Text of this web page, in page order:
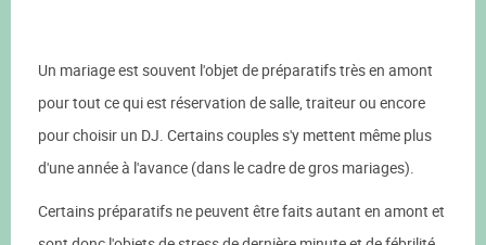
Un mariage est souvent l'objet de préparatifs très en amont
pour tout ce qui est réservation de salle, traiteur ou encore
pour choisir un DJ. Certains couples s'y mettent même plus
d'une année à l'avance (dans le cadre de gros mariages).
Certains préparatifs ne peuvent être faits autant en amont et